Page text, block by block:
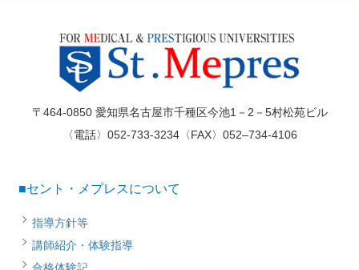
〒464-0850 愛知県名古屋市千種区今池1－2－5村松苑ビル
〈電話〉052-733-3234〈FAX〉052–734-4106
■セント・メプレスについて
指導方針等
講師紹介・体験指導